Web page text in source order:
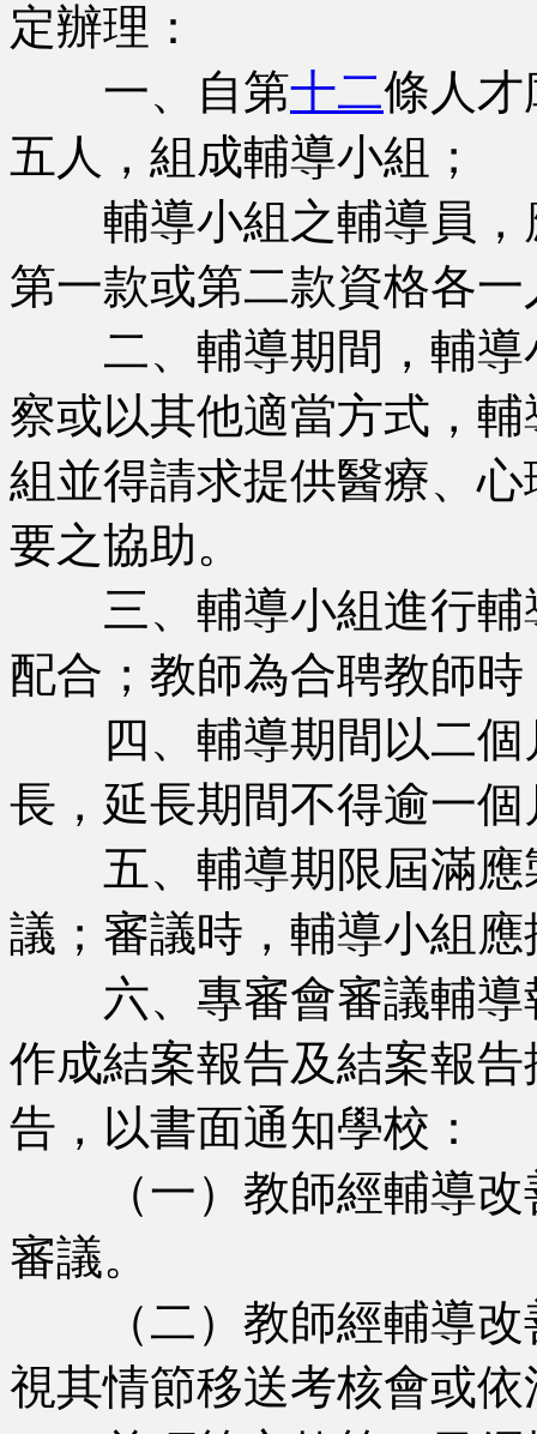
定辦理：
一、自第十二條人才
五人，組成輔導小組；
輔導小組之輔導員，
第一款或第二款資格各一
二、輔導期間，輔導
察或以其他適當方式，
組並得請求提供醫療、
要之協助。
三、輔導小組進行輔
配合；教師為合聘教師
四、輔導期間以二個
長，延長期間不得逾一
五、輔導期限屆滿應
議；審議時，輔導小組
六、專審會審議輔導
作成結案報告及結案報
告，以書面通知學校：
（一）教師經輔導改
審議。
（二）教師經輔導改
視其情節移送考核會或